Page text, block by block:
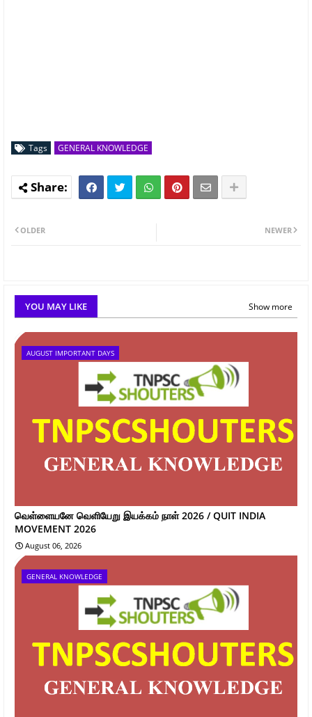
Tags GENERAL KNOWLEDGE
NEWER
OLDER
YOU MAY LIKE Show more
AUGUST IMPORTANT DAYS
வெள்ளையனே வெளியேறு இயக்கம் நாள் 2026 / QUIT INDIA
MOVEMENT 2026
August 06, 2026
GENERAL KNOWLEDGE